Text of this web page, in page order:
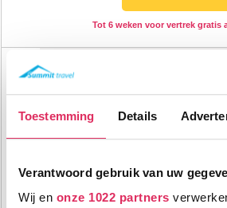
Toestemming Details
Verantwoord gebruik van uw
Wij en onze 1022 partners
Tot 6 weken voor vertrek gratis
Oostenrijk